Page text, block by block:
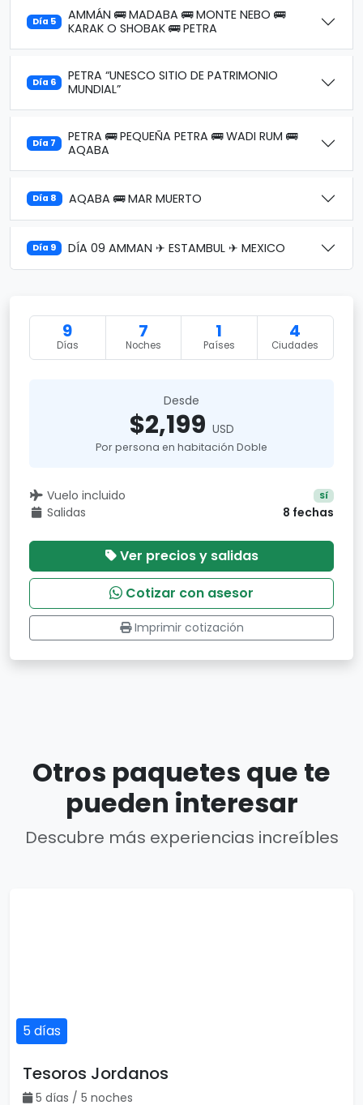
Día 5
AMMÁN 🚌 MADABA 🚌 MONTE NEBO 🚌
KARAK O SHOBAK 🚌 PETRA
Día 6
PETRA “UNESCO SITIO DE PATRIMONIO
MUNDIAL”
Día 7
PETRA 🚌 PEQUEÑA PETRA 🚌 WADI RUM 🚌
AQABA
Día 8 AQABA 🚌 MAR MUERTO
Día 9 DÍA 09 AMMAN ✈ ESTAMBUL ✈ MEXICO
9
Días
7
Noches
1
Países
4
Ciudades
Desde
$2,199 USD
Por persona en habitación Doble
Vuelo incluido Sí
Salidas 8 fechas
Ver precios y salidas
Cotizar con asesor
Imprimir cotización
Otros paquetes que te
pueden interesar
Descubre más experiencias increíbles
5 días
Tesoros Jordanos
5 días / 5 noches